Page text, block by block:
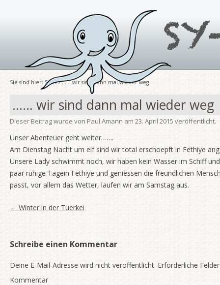
Sie sind hier: Start/ …… wir sind dann mal wieder weg
…… wir sind dann mal wieder weg
Dieser Beitrag wurde von Paul Amann am 23. April 2015 veröffentlicht.
Unser Abenteuer geht weiter…….
Am Dienstag Nacht um elf sind wir total erschoepft in Fethiye
Unsere Lady schwimmt noch, wir haben kein Wasser im Schiff
paar ruhige Tagein Fethiye und geniessen die freundlichen
passt, vor allem das Wetter, laufen wir am Samstag aus.
Artikel-Navigation
← Winter in der Tuerkei
Schreibe einen Kommentar
Deine E-Mail-Adresse wird nicht veröffentlicht. Erforderliche
Kommentar